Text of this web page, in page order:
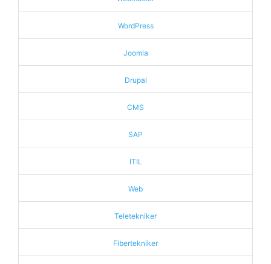
WordPress
Joomla
Drupal
CMS
SAP
ITIL
Web
Teletekniker
Fibertekniker